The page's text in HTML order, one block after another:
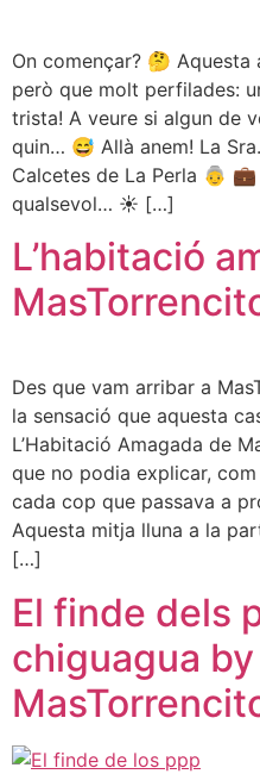
On començar? 🤔
però que molt perfilades:
trista! A veure si algun de
quin… 😅 Allà anem! La
Calcetes de La Perla 👵 💼
qualsevol… ☀️ […]
L’habitació
Des que vam arribar a
la sensació que aquesta
L’Habitació Amagada de
que no podia explicar,
cada cop que passava a
Aquesta mitja lluna a la
[…]
El finde dels
chiguagua by